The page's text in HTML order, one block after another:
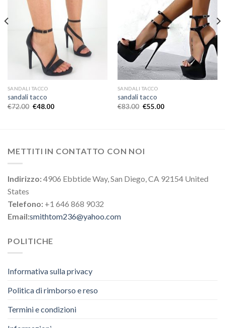
SANDALI TACCO
sandali tacco
€72.00 €48.00
SANDALI TACCO
sandali tacco
€83.00 €55.00
METTITI IN CONTATTO CON NOI
Indirizzo:4906 Ebbtide Way, San Diego, CA 92154 United
States
Telefono: +1 646 868 9032
Email:smithtom236@yahoo.com
POLITICHE
Informativa sulla privacy
Politica di rimborso e reso
Termini e condizioni